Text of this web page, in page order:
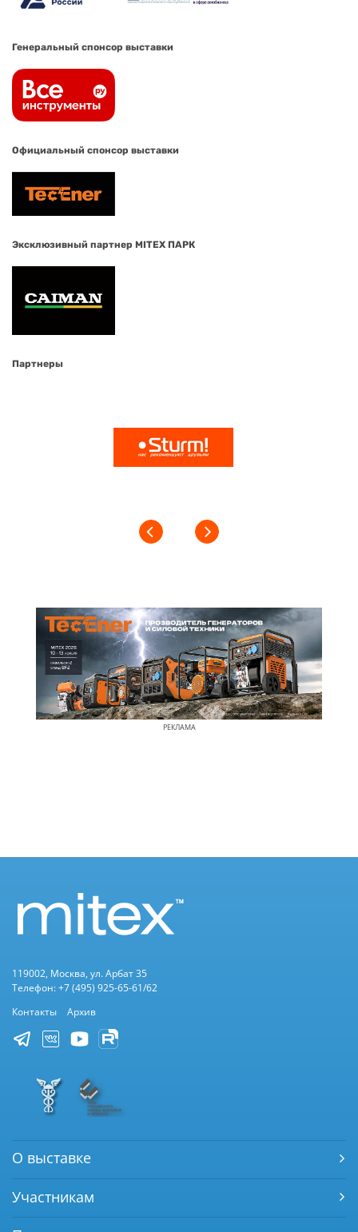
Генеральный спонсор выставки
Официальный спонсор выставки
Эксклюзивный партнер MITEX ПАРК
Партнеры
РЕКЛАМА
119002, Москва, ул. Арбат 35
Телефон: +7 (495) 925-65-61/62
Контакты
Архив
О выставке
Участникам